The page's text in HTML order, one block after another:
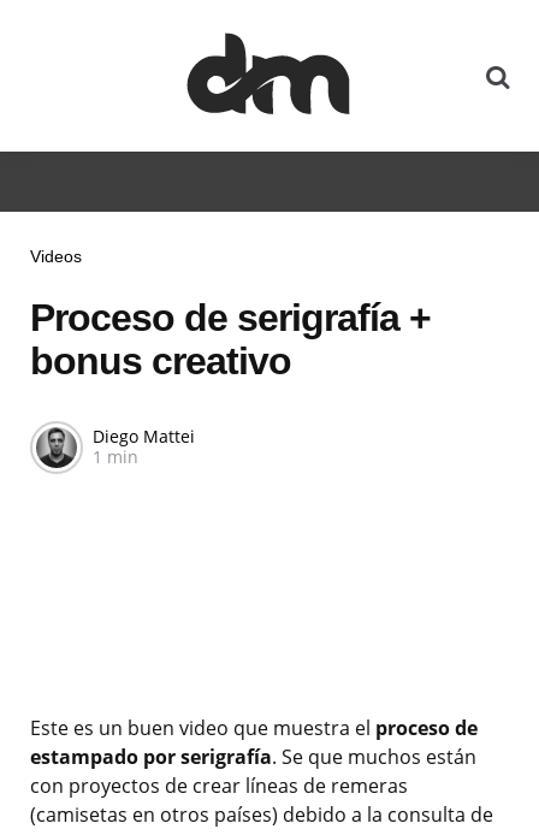
Videos
Proceso de serigrafía +
bonus creativo
Diego Mattei
1 min
Este es un buen video que muestra el proceso de
estampado por serigrafía. Se que muchos están
con proyectos de crear líneas de remeras
(camisetas en otros países) debido a la consulta de